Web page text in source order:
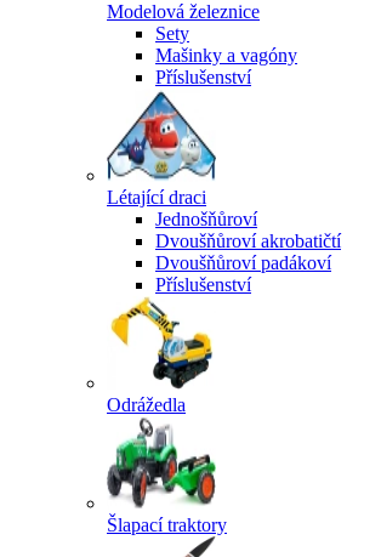
Modelová železnice
Sety
Mašinky a vagóny
Příslušenství
Létající draci
Jednošňůroví
Dvoušňůroví akrobatičtí
Dvoušňůroví padákoví
Příslušenství
Odrážedla
Šlapací traktory